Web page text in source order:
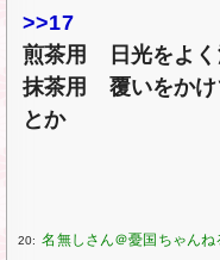
>>17
煎茶用 日光をよく
抹茶用 覆いをかけ
とか
20: